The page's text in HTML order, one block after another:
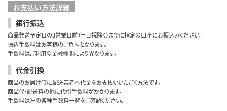
お支払い方法詳細
銀行振込
商品発送予定日の3営業日前（土日祝除く）までに指定の口座にお振込みください。
振込手数料はお客様のご負担となります。
手数料はご利用の金融機関により異なります。
代金引換
商品のお届け時に配送業者へ代金をお支払いいただく方法です。
商品代・配送料の他に代引手数料がかかります。
手数料は左の各種手数料一覧をご確認ください。